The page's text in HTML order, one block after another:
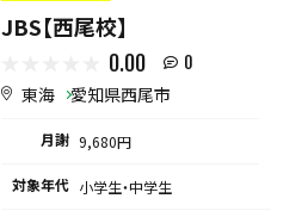
JBS【西尾校】
0.00 0
東海 愛知県西尾市
月謝 9,680円
対象年代 小学生・中学生